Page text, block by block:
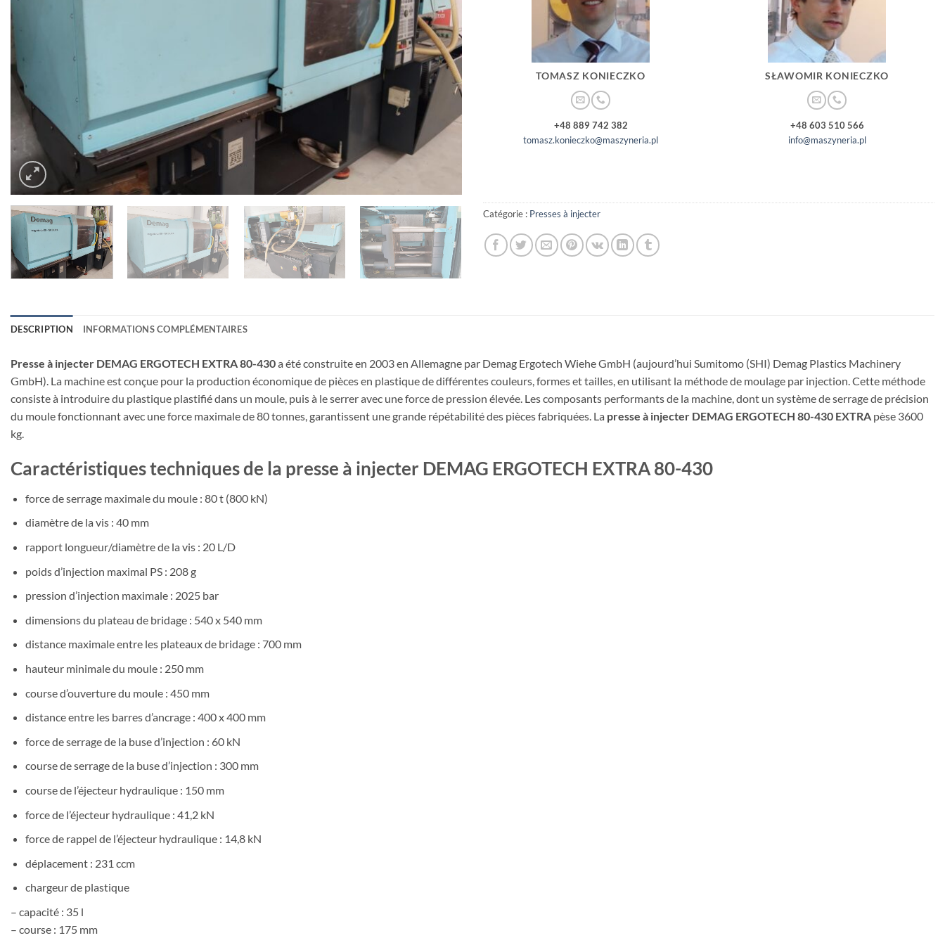
TOMASZ KONIECZKO
+48 889 742 382
tomasz.konieczko@maszyneria.pl
SŁAWOMIR KONIECZKO
+48 603 510 566
info@maszyneria.pl
Catégorie : Presses à injecter
DESCRIPTION INFORMATIONS COMPLÉMENTAIRES
Presse à injecter DEMAG ERGOTECH EXTRA 80-430a été construite en 2003 en Allemagne par Demag Ergotech Wiehe GmbH (aujourd’hui Sumitomo (SHI) Demag Plastics Machinery
GmbH). La machine est conçue pour la production économique de pièces en plastique de différentes couleurs, formes et tailles, en utilisant la méthode de moulage par injection. Cette méthode
consiste à introduire du plastique plastifié dans un moule, puis à le serrer avec une force de pression élevée. Les composants performants de la machine, dont un système de serrage de précision
du moule fonctionnant avec une force maximale de 80 tonnes, garantissent une grande répétabilité des pièces fabriquées. La presse à injecter DEMAG ERGOTECH 80-430 EXTRA pèse 3600
kg.
Caractéristiques techniques de la presse à injecter DEMAG ERGOTECH EXTRA 80-430
force de serrage maximale du moule : 80 t (800 kN)
diamètre de la vis : 40 mm
rapport longueur/diamètre de la vis : 20 L/D
poids d’injection maximal PS : 208 g
pression d’injection maximale : 2025 bar
dimensions du plateau de bridage : 540 x 540 mm
distance maximale entre les plateaux de bridage : 700 mm
hauteur minimale du moule : 250 mm
course d’ouverture du moule : 450 mm
distance entre les barres d’ancrage : 400 x 400 mm
force de serrage de la buse d’injection : 60 kN
course de serrage de la buse d’injection : 300 mm
course de l’éjecteur hydraulique : 150 mm
force de l’éjecteur hydraulique : 41,2 kN
force de rappel de l’éjecteur hydraulique : 14,8 kN
déplacement : 231 ccm
chargeur de plastique
– capacité : 35 l
– course : 175 mm